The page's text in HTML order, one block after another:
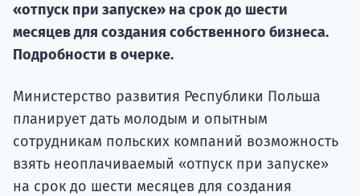
«отпуск при запуске» на срок до шести
месяцев для создания собственного бизнеса.
Подробности в очерке.
Министерство развития Республики Польша
планирует дать молодым и опытным
сотрудникам польских компаний возможность
взять неоплачиваемый «отпуск при запуске»
на срок до шести месяцев для создания